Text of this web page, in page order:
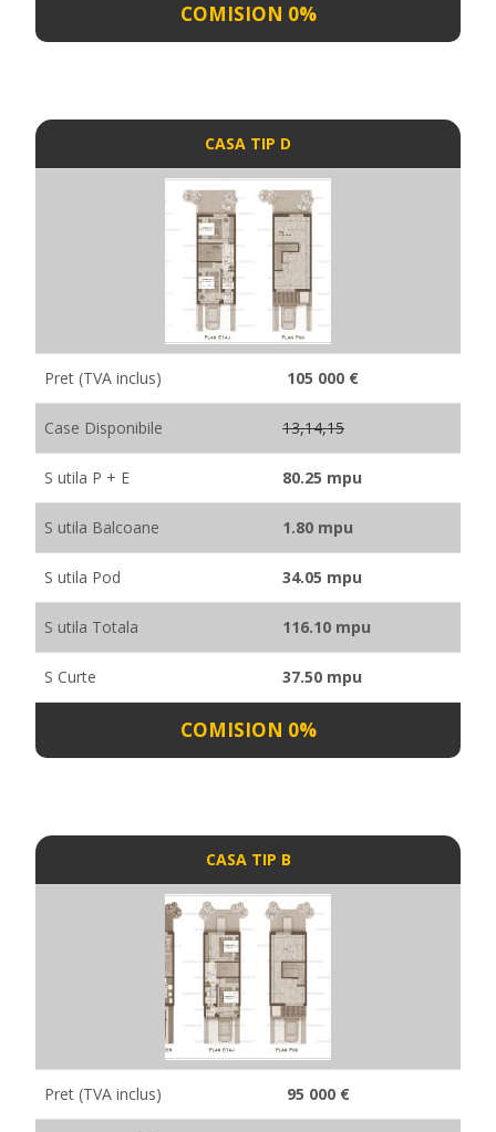
COMISION 0%
CASA TIP D
Pret (TVA inclus) 105 000 €
Case Disponibile 13,14,15
S utila P + E 80.25 mpu
S utila Balcoane 1.80 mpu
S utila Pod 34.05 mpu
S utila Totala 116.10 mpu
S Curte 37.50 mpu
COMISION 0%
CASA TIP B
Pret (TVA inclus) 95 000 €